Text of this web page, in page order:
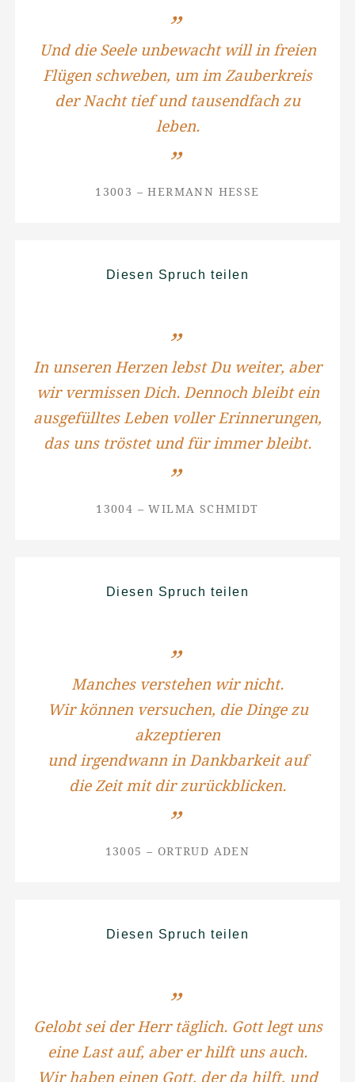
Und die Seele unbewacht will in freien
Flügen schweben, um im Zauberkreis
der Nacht tief und tausendfach zu
leben.
13003 – HERMANN HESSE
Diesen Spruch teilen
In unseren Herzen lebst Du weiter, aber
wir vermissen Dich. Dennoch bleibt ein
ausgefülltes Leben voller Erinnerungen,
das uns tröstet und für immer bleibt.
13004 – WILMA SCHMIDT
Diesen Spruch teilen
Manches verstehen wir nicht.
Wir können versuchen, die Dinge zu
akzeptieren
und irgendwann in Dankbarkeit auf
die Zeit mit dir zurückblicken.
13005 – ORTRUD ADEN
Diesen Spruch teilen
Gelobt sei der Herr täglich. Gott legt uns
eine Last auf, aber er hilft uns auch.
Wir haben einen Gott, der da hilft, und